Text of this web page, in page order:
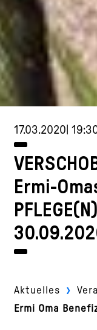
17.03.2020|
Ermi-
Aktuelles ›
Ermi Oma